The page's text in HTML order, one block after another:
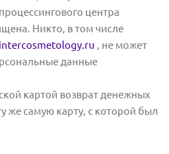
центра
Никто, в том числе
, не может
данные
картой возврат денежных
же самую карту, с которой был